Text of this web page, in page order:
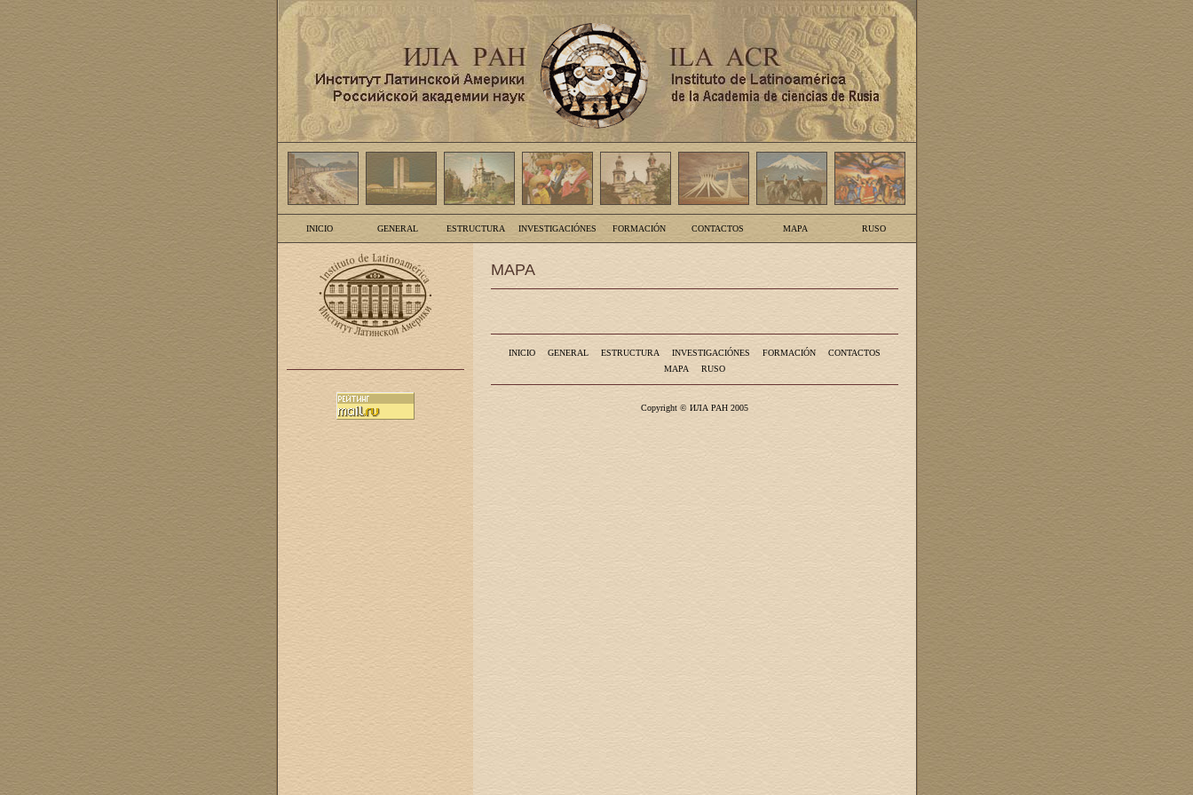
INICIO GENERAL ESTRUCTURA INVESTIGACIÓNES FORMACIÓN CONTACTOS MAPA RUSO
MAPA
INICIO GENERAL ESTRUCTURA INVESTIGACIÓNES FORMACIÓN
CONTACTOS
MAPA
RUSO
Copyright © ИЛА РАН 2005